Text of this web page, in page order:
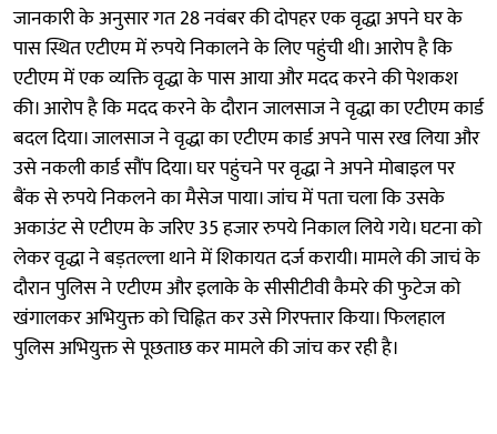
जानकारी के अनुसार गत 28 नवंबर की दोपहर एक वृद्धा अपने घर के
पास स्थित एटीएम में रुपये निकालने के लिए पहुंची थी। आरोप है कि
एटीएम में एक व्यक्ति वृद्धा के पास आया और मदद करने की पेशकश
की। आरोप है कि मदद करने के दौरान जालसाज ने वृद्धा का एटीएम कार्ड
बदल दिया। जालसाज ने वृद्धा का एटीएम कार्ड अपने पास रख लिया और
उसे नकली कार्ड सौंप दिया। घर पहुंचने पर वृद्धा ने अपने मोबाइल पर
बैंक से रुपये निकलने का मैसेज पाया। जांच में पता चला कि उसके
अकाउंट से एटीएम के जरिए 35 हजार रुपये निकाल लिये गये। घटना को
लेकर वृद्धा ने बड़तल्ला थाने में शिकायत दर्ज करायी। मामले की जाचं के
दौरान पुलिस ने एटीएम और इलाके के सीसीटीवी कैमरे की फुटेज को
खंगालकर अभियुक्त को चिह्नित कर उसे गिरफ्तार किया। फिलहाल
पुलिस अभियुक्त से पूछताछ कर मामले की जांच कर रही है।